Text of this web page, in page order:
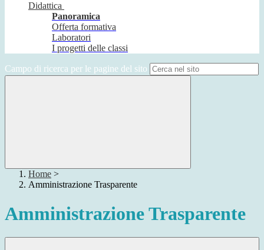
Didattica
Panoramica
Offerta formativa
Laboratori
I progetti delle classi
Campo di ricerca per le pagine del sito
Home >
Amministrazione Trasparente
Amministrazione Trasparente